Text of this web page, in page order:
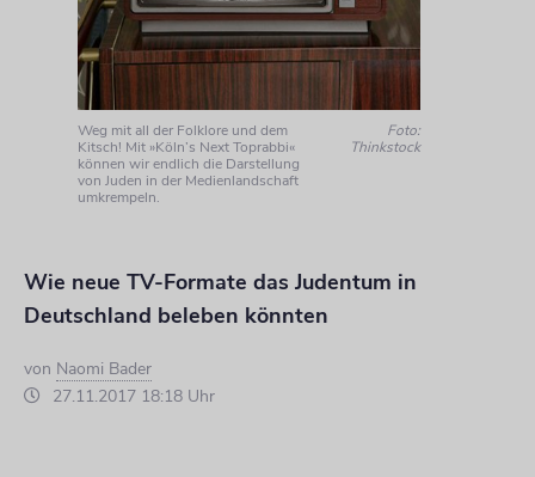
Weg mit all der Folklore und dem
Kitsch! Mit »Köln’s Next Toprabbi«
können wir endlich die Darstellung
von Juden in der Medienlandschaft
umkrempeln.
Foto:
Thinkstock
Wie neue TV-Formate das Judentum in
Deutschland beleben könnten
von Naomi Bader
27.11.2017 18:18 Uhr